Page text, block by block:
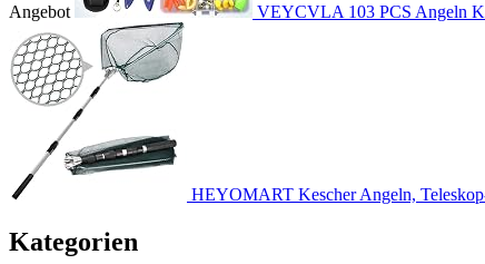
Angebot VEYCVLA 103 PCS Angeln
HEYOMART Kescher Angeln,
Kategorien